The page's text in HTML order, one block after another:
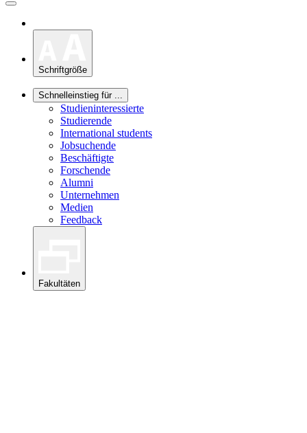
Schriftgröße
Schnelleinstieg für ...
Studieninteressierte
Studierende
International students
Jobsuchende
Beschäftigte
Forschende
Alumni
Unternehmen
Medien
Feedback
Fakultäten